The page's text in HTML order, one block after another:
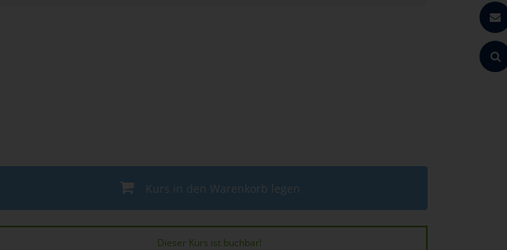
Kurs in den Warenkorb legen
Dieser Kurs ist buchbar!